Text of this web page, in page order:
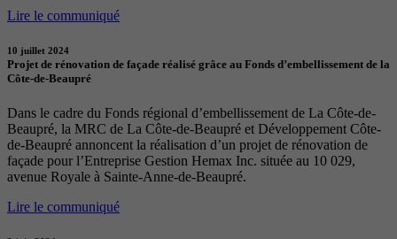
Lire le communiqué
10 juillet 2024
Projet de rénovation de façade réalisé grâce au Fonds d’embellissement de la
Côte-de-Beaupré
Dans le cadre du Fonds régional d’embellissement de La Côte-de-
Beaupré, la MRC de La Côte-de-Beaupré et Développement Côte-
de-Beaupré annoncent la réalisation d’un projet de rénovation de
façade pour l’Entreprise Gestion Hemax Inc. située au 10 029,
avenue Royale à Sainte-Anne-de-Beaupré.
Lire le communiqué